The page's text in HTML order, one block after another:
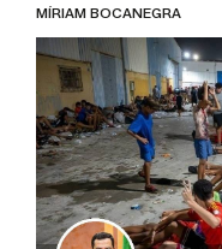
MÍRIAM BOCANEGRA